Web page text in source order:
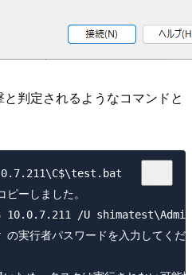
判定されるようなコマンドと
ーしました。
/U
実行者パスワードを入力し